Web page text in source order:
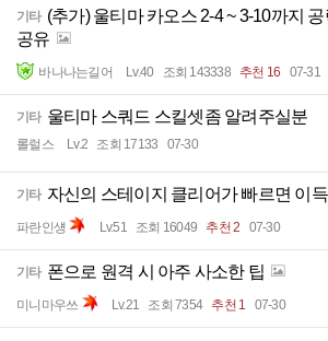
기타 (추가) 울티마 카오스 2-4 ~ 3-10까지
공유
바나나는길어 Lv.40 조회 143338 추천 16 07-31
기타 울티마 스쿼드 스킬셋좀 알려주실분
롤럴스 Lv.2 조회 17133 07-30
기타 자신의 스테이지 클리어가 빠르면 이
파란인섕 Lv.51 조회 16049 추천 2 07-30
기타 폰으로 원격 시 아주 사소한 팁
미니마우쓰 Lv.21 조회 7354 추천 1 07-30